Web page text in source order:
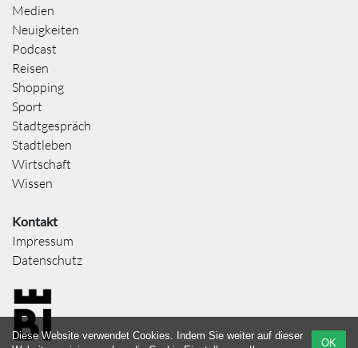
Medien
Neuigkeiten
Podcast
Reisen
Shopping
Sport
Stadtgespräch
Stadtleben
Wirtschaft
Wissen
Kontakt
Impressum
Datenschutz
OK
Diese Website verwendet Cookies. Indem Sie weiter auf dieser